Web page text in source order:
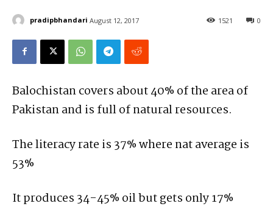
pradipbhandari August 12, 2017 0
1521
Balochistan covers about 40% of the area of
Pakistan and is full of natural resources.
The literacy rate is 37% where nat average is
53%
It produces 34-45% oil but gets only 17%